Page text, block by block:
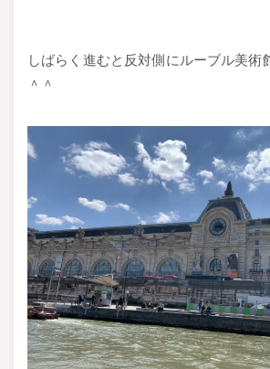
しばらく進むと反対側にルーブル美術
＾＾